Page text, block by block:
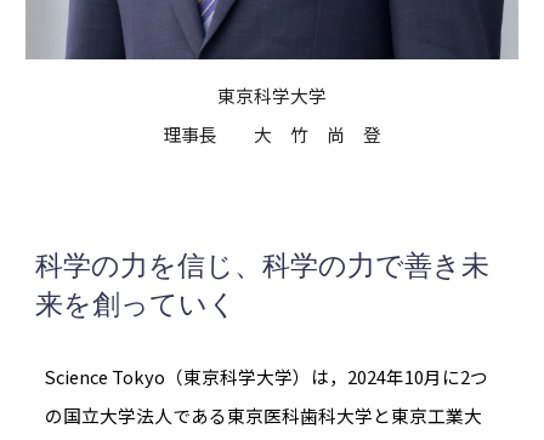
東京科学大学
理事長 大 竹 尚 登
科学の力を信じ、科学の力で善き未
来を創っていく
Science Tokyo（東京科学大学）は，2024年10月に2つ
の国立大学法人である東京医科歯科大学と東京工業大